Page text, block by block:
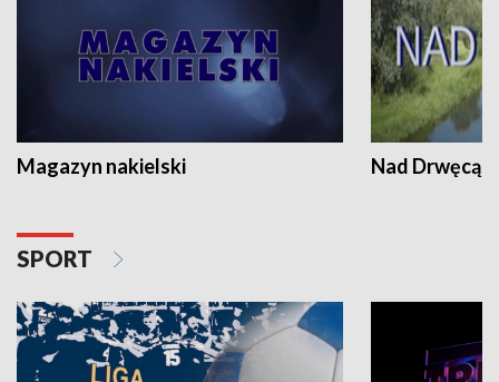
Magazyn nakielski Nad Drwęcą
SPORT